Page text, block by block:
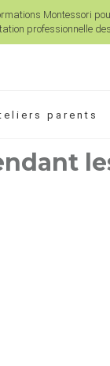
Montessori
professionnelle
parents